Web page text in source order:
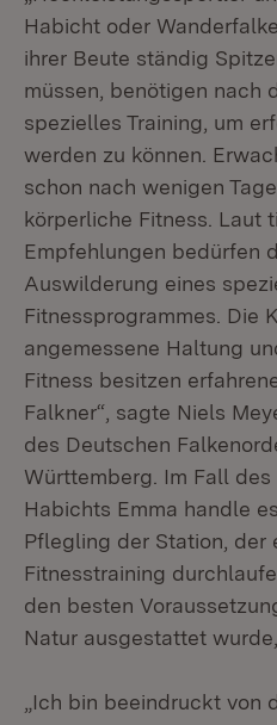
Habicht oder
ihrer Beute ständig
müssen, benötigen nach
spezielles Training, um
werden zu können.
schon nach wenigen
körperliche Fitness. Laut
Empfehlungen bedürfen
Auswilderung eines
Fitnessprogrammes. Die
angemessene Haltung
Fitness besitzen
Falkner“, sagte Niels
des Deutschen
Württemberg. Im Fall
Habichts Emma handle
Pflegling der Station, der
Fitnesstraining
den besten
Natur ausgestattet
„Ich bin beeindruckt von